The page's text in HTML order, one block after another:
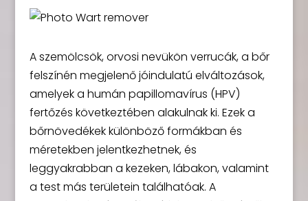
A szemölcsök, orvosi nevükön verrucák, a bőr
felszínén megjelenő jóindulatú elváltozások,
amelyek a humán papillomavírus (HPV)
fertőzés következtében alakulnak ki. Ezek a
bőrnövedékek különböző formákban és
méretekben jelentkezhetnek, és
leggyakrabban a kezeken, lábakon, valamint
a test más területein találhatóak. A